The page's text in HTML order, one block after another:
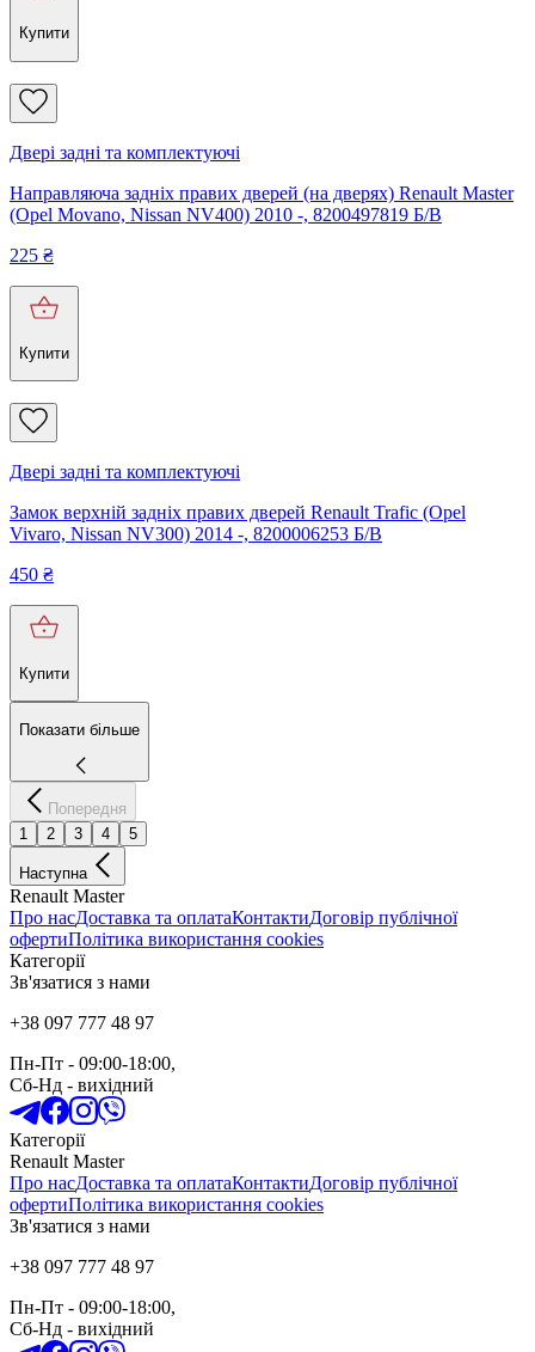
Купити
Двері задні та комплектуючі
Направляюча задніх правих дверей (на дверях) Renault Master
(Opel Movano, Nissan NV400) 2010 -, 8200497819 Б/В
225 ₴
Купити
Двері задні та комплектуючі
Замок верхній задніх правих дверей Renault Trafic (Opel
Vivaro, Nissan NV300) 2014 -, 8200006253 Б/В
450 ₴
Купити
Показати більше
Попередня
1
2 3 4 5
Наступна
Renault Master
Про насДоставка та оплатаКонтактиДоговір публічної
офертиПолітика використання cookies
Категорії
Зв'язатися з нами
+38 097 777 48 97
Пн-Пт - 09:00-18:00,
Сб-Нд - вихідний
Категорії
Renault Master
Про насДоставка та оплатаКонтактиДоговір публічної
офертиПолітика використання cookies
Зв'язатися з нами
+38 097 777 48 97
Пн-Пт - 09:00-18:00,
Сб-Нд - вихідний